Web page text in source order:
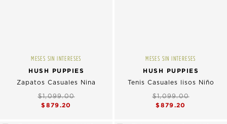
MESES SIN INTERESES
HUSH PUPPIES
Zapatos Casuales Nina
$1,099.00
$879.20
MESES SIN INTERESES
HUSH PUPPIES
Tenis Casuales lisos Niño
$1,099.00
$879.20